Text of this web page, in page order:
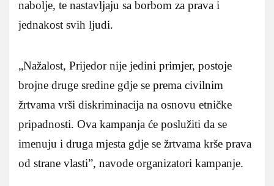
nabolje, te nastavljaju sa borbom za prava i
jednakost svih ljudi.
„Nažalost, Prijedor nije jedini primjer, postoje
brojne druge sredine gdje se prema civilnim
žrtvama vrši diskriminacija na osnovu etničke
pripadnosti. Ova kampanja će poslužiti da se
imenuju i druga mjesta gdje se žrtvama krše prava
od strane vlasti”, navode organizatori kampanje.